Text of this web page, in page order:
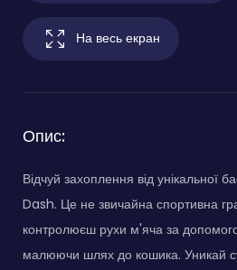
На весь екран
Опис:
Відчуй захоплення від унікальної
Dash. Це не звичайна спортивна
контролюєш рухи м'яча за
малюючи шлях до кошика. Уникай